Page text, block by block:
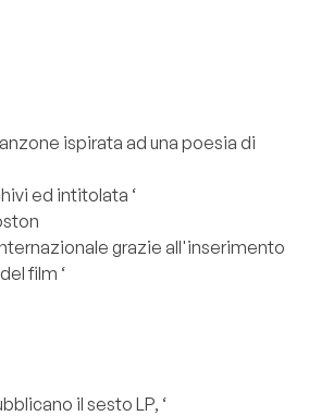
ispirata ad una poesia di
ed intitolata ‘
grazie all'inserimento
film ‘
il sesto LP, ‘